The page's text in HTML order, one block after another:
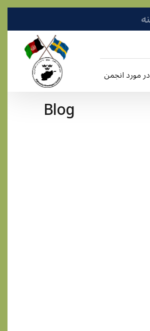
در مورد انجمن
Blog